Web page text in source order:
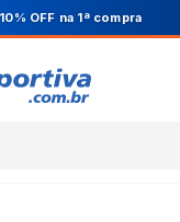
OFF na 1ª compra